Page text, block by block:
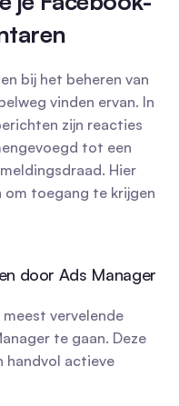
bij het beheren van
vinden ervan. In
zijn reacties
tot een
Hier
om toegang te krijgen
door Ads Manager
vervelende
te gaan. Deze
handvol actieve